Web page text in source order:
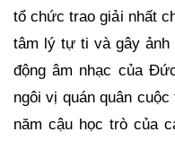
tổ chức trao giải nhất
tâm lý tự ti và gây
động âm nhạc của
ngôi vị quán quân
năm cậu học trò của